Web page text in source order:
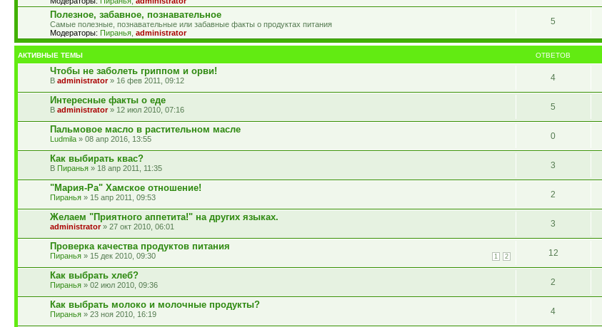
Полезное, забавное, познавательное
Самые полезные, познавательные или забавные факты о продуктах питания
Модераторы: Пиранья, administrator
5
АКТИВНЫЕ ТЕМЫ ОТВЕТОВ
Чтобы не заболеть гриппом и орви!
administrator» 16 фев 2011, 09:12 4
Интересные факты о еде
administrator» 12 июл 2010, 07:16 5
Пальмовое масло в растительном масле
Ludmila » 08 апр 2016, 13:55 0
Как выбирать квас?
Пиранья » 18 апр 2011, 11:35 3
"Мария-Ра" Хамское отношение!
Пиранья » 15 апр 2011, 09:53 2
Желаем "Приятного аппетита!" на других языках.
administrator» 27 окт 2010, 06:01 3
Проверка качества продуктов питания
1 2
Пиранья » 15 дек 2010, 09:30 12
Как выбрать хлеб?
Пиранья » 02 июл 2010, 09:36 2
Как выбрать молоко и молочные продукты?
Пиранья » 23 ноя 2010, 16:19 4